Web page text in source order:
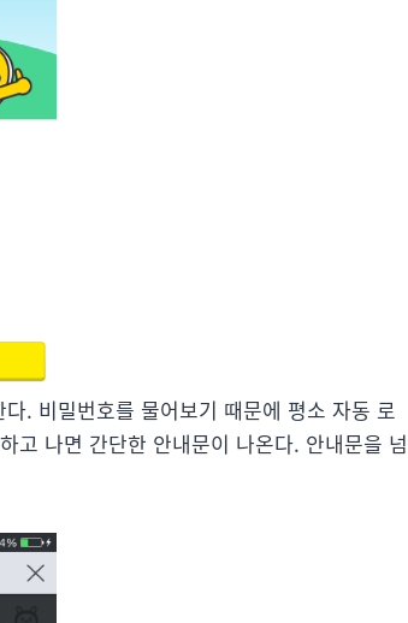
. 비밀번호를 물어보기 때문에 평소 자동 로
고 나면 간단한 안내문이 나온다. 안내문을 넘